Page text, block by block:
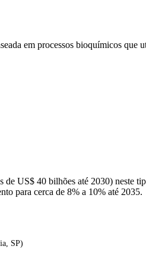
em processos bioquímicos
US$ 40 bilhões até 2030) neste
para cerca de 8% a 10% até 2035.
SP)